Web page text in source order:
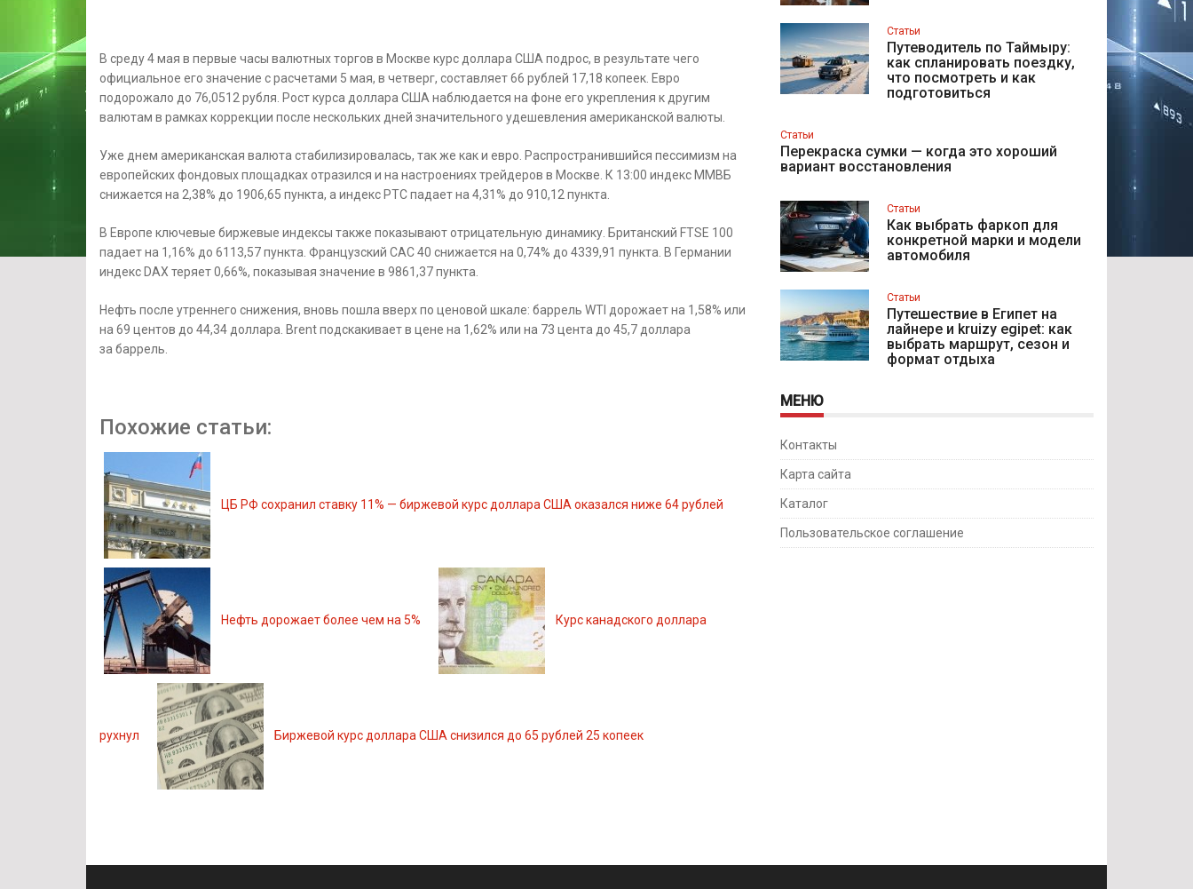
В среду 4 мая в первые часы валютных торгов в Москве курс доллара США подрос, в результате чего
официальное его значение с расчетами 5 мая, в четверг, составляет 66 рублей 17,18 копеек. Евро
подорожало до 76,0512 рубля. Рост курса доллара США наблюдается на фоне его укрепления к другим
валютам в рамках коррекции после нескольких дней значительного удешевления американской валюты.
Уже днем американская валюта стабилизировалась, так же как и евро. Распространившийся пессимизм на
европейских фондовых площадках отразился и на настроениях трейдеров в Москве. К 13:00 индекс ММВБ
снижается на 2,38% до 1906,65 пункта, а индекс РТС падает на 4,31% до 910,12 пункта.
В Европе ключевые биржевые индексы также показывают отрицательную динамику. Британский FTSE 100
падает на 1,16% до 6113,57 пункта. Французский CAC 40 снижается на 0,74% до 4339,91 пункта. В Германии
индекс DAX теряет 0,66%, показывая значение в 9861,37 пункта.
Нефть после утреннего снижения, вновь пошла вверх по ценовой шкале: баррель WTI дорожает на 1,58% или
на 69 центов до 44,34 доллара. Brent подскакивает в цене на 1,62% или на 73 цента до 45,7 доллара
за баррель.
Похожие статьи:
ЦБ РФ сохранил ставку 11% — биржевой курс доллара США оказался ниже 64 рублей
Нефть дорожает более чем на 5% Курс канадского доллара
рухнул Биржевой курс доллара США снизился до 65 рублей 25 копеек
Статьи
Путеводитель по Таймыру:
как спланировать поездку,
что посмотреть и как
подготовиться
Статьи
Перекраска сумки — когда это хороший
вариант восстановления
Статьи
Как выбрать фаркоп для
конкретной марки и модели
автомобиля
Статьи
Путешествие в Египет на
лайнере и kruizy egipet: как
выбрать маршрут, сезон и
формат отдыха
МЕНЮ
Контакты
Карта сайта
Каталог
Пользовательское соглашение